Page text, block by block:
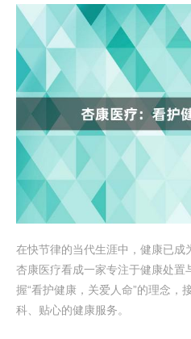
在快节律的当代生涯中，健康已成
杏康医疗看成一家专注于健康处置
握“看护健康，关爱人命”的理念，
科、贴心的健康服务。